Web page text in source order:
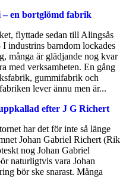
en bortglömd fabrik
flyttade sedan till Alingsås
industrins barndom lockades
många är glädjande nog kvar
med verksamheten. En gång
gummifabrik och
lever ännu men är...
efter J G Richert
har det för inte så länge
Johan Gabriel Richert (Rik
nog Johan Gabriel
naturligtvis vara Johan
bör ske snarast. Många